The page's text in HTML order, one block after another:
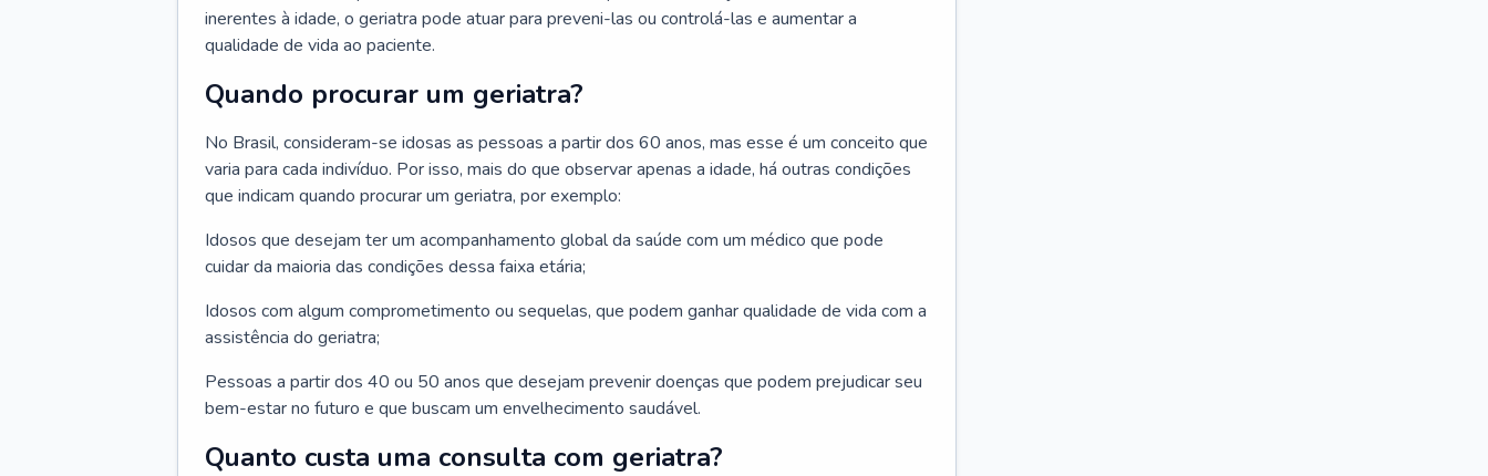
inerentes à idade, o geriatra pode atuar para preveni-las ou controlá-las e aumentar a
qualidade de vida ao paciente.
Quando procurar um geriatra?
No Brasil, consideram-se idosas as pessoas a partir dos 60 anos, mas esse é um conceito que
varia para cada indivíduo. Por isso, mais do que observar apenas a idade, há outras condições
que indicam quando procurar um geriatra, por exemplo:
Idosos que desejam ter um acompanhamento global da saúde com um médico que pode
cuidar da maioria das condições dessa faixa etária;
Idosos com algum comprometimento ou sequelas, que podem ganhar qualidade de vida com a
assistência do geriatra;
Pessoas a partir dos 40 ou 50 anos que desejam prevenir doenças que podem prejudicar seu
bem-estar no futuro e que buscam um envelhecimento saudável.
Quanto custa uma consulta com geriatra?